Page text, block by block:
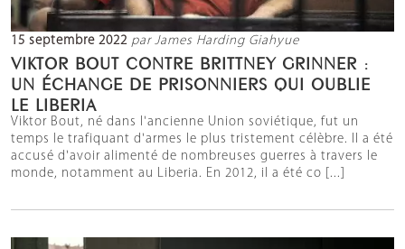
15 septembre 2022 par James Harding Giahyue
VIKTOR BOUT CONTRE BRITTNEY GRINNER :
UN ÉCHANGE DE PRISONNIERS QUI OUBLIE
LE LIBERIA
Viktor Bout, né dans l'ancienne Union soviétique, fut un
temps le trafiquant d'armes le plus tristement célèbre. Il a été
accusé d'avoir alimenté de nombreuses guerres à travers le
monde, notamment au Liberia. En 2012, il a été co [...]